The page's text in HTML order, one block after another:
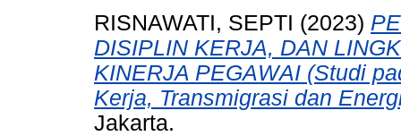
RISNAWATI, SEPTI (2023)
DISIPLIN KERJA, DAN
KINERJA PEGAWAI (Studi
Kerja, Transmigrasi dan
Jakarta.